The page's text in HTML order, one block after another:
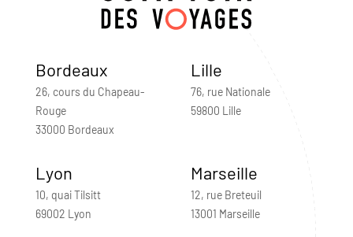
Bordeaux
26, cours du Chapeau-
Rouge
33000 Bordeaux
Lille
76, rue Nationale
59800 Lille
Lyon
10, quai Tilsitt
69002 Lyon
Marseille
12, rue Breteuil
13001 Marseille